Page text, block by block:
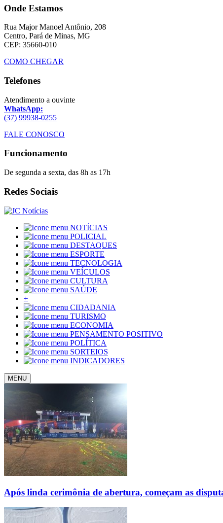
Onde Estamos
Rua Major Manoel Antônio, 208
Centro, Pará de Minas, MG
CEP: 35660-010
COMO CHEGAR
Telefones
Atendimento a ouvinte
WhatsApp:
(37) 99938-0255
FALE CONOSCO
Funcionamento
De segunda a sexta, das 8h as 17h
Redes Sociais
NOTÍCIAS
POLICIAL
DESTAQUES
ESPORTE
TECNOLOGIA
VEÍCULOS
CULTURA
SAÚDE
+
CIDADANIA
TURISMO
ECONOMIA
PENSAMENTO POSITIVO
POLÍTICA
SORTEIOS
INDICADORES
MENU
Após linda cerimônia de abertura, começam as